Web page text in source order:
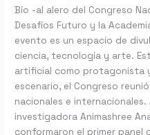
Bío -al alero del Congreso
Desafíos Futuro y la
evento es un espacio de
ciencia, tecnología y arte.
artificial como protagonista
escenario, el Congreso
nacionales e internacionales.
investigadora Animashree
conformaron el primer panel